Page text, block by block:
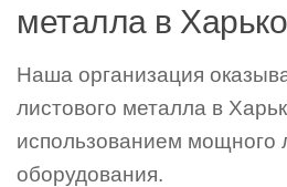
металла в
Наша организация
листового металла в
использованием мощного
оборудования.